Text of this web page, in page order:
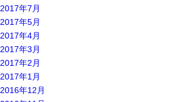
2017年7月
2017年5月
2017年4月
2017年3月
2017年2月
2017年1月
2016年12月